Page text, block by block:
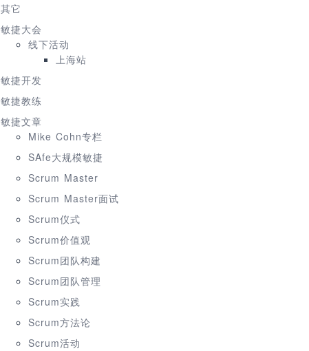
其它
敏捷大会
线下活动
上海站
敏捷开发
敏捷教练
敏捷文章
Mike Cohn专栏
SAfe大规模敏捷
Scrum Master
Scrum Master面试
Scrum仪式
Scrum价值观
Scrum团队构建
Scrum团队管理
Scrum实践
Scrum方法论
Scrum活动